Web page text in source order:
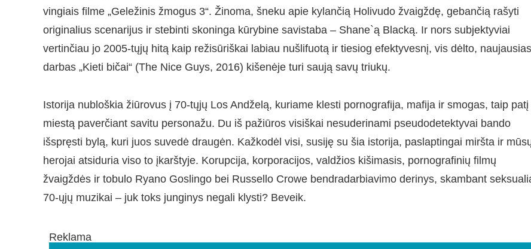
vingiais filme „Geležinis žmogus 3“. Žinoma, šneku apie kylančią Holivudo žvaigždę, gebančią rašyti
originalius scenarijus ir stebinti skoninga kūrybine savistaba – Shane`ą Blacką. Ir nors subjektyviai
vertinčiau jo 2005-tųjų hitą kaip režisūriškai labiau nušlifuotą ir tiesiog efektyvesnį, vis dėlto,
darbas „Kieti bičai“ (The Nice Guys, 2016) kišenėje turi saują savų triukų.
Istorija nubloškia žiūrovus į 70-tųjų Los Andželą, kuriame klesti pornografija, mafija ir smogas, taip patį
miestą paverčiant savitu personažu. Du iš pažiūros visiškai nesuderinami pseudodetektyvai bando
išspręsti bylą, kuri juos suvedė draugėn. Kažkodėl visi, susiję su šia istorija, paslaptingai miršta ir
herojai atsiduria viso to įkarštyje. Korupcija, korporacijos, valdžios kišimasis, pornografinių filmų
žvaigždės ir tobulo Ryano Goslingo bei Russello Crowe bendradarbiavimo derinys, skambant
70-ųjų muzikai – juk toks junginys negali klysti? Beveik.
Reklama